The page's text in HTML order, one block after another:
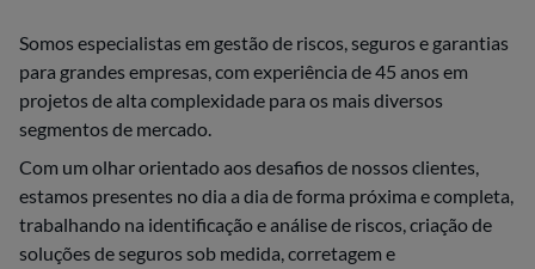
Somos especialistas em gestão de riscos, seguros e garantias
para grandes empresas, com experiência de 45 anos em
projetos de alta complexidade para os mais diversos
segmentos de mercado.
Com um olhar orientado aos desafios de nossos clientes,
estamos presentes no dia a dia de forma próxima e completa,
trabalhando na identificação e análise de riscos, criação de
soluções de seguros sob medida, corretagem e